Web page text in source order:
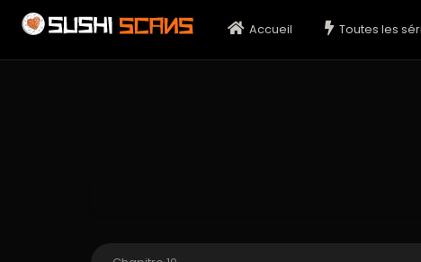
Accueil Toutes les